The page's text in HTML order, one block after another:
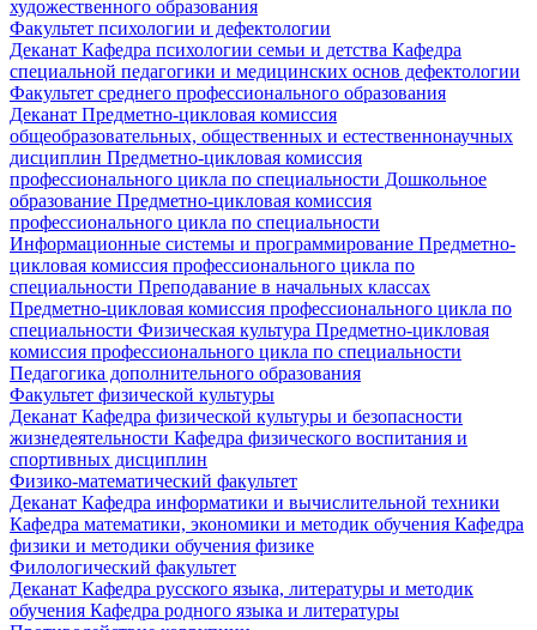
художественного образования
Факультет психологии и дефектологии
Деканат Кафедра психологии семьи и детства Кафедра
специальной педагогики и медицинских основ дефектологии
Факультет среднего профессионального образования
Деканат Предметно-цикловая комиссия
общеобразовательных, общественных и естественнонаучных
дисциплин Предметно-цикловая комиссия
профессионального цикла по специальности Дошкольное
образование Предметно-цикловая комиссия
профессионального цикла по специальности
Информационные системы и программирование Предметно-
цикловая комиссия профессионального цикла по
специальности Преподавание в начальных классах
Предметно-цикловая комиссия профессионального цикла по
специальности Физическая культура Предметно-цикловая
комиссия профессионального цикла по специальности
Педагогика дополнительного образования
Факультет физической культуры
Деканат Кафедра физической культуры и безопасности
жизнедеятельности Кафедра физического воспитания и
спортивных дисциплин
Физико-математический факультет
Деканат Кафедра информатики и вычислительной техники
Кафедра математики, экономики и методик обучения Кафедра
физики и методики обучения физике
Филологический факультет
Деканат Кафедра русского языка, литературы и методик
обучения Кафедра родного языка и литературы